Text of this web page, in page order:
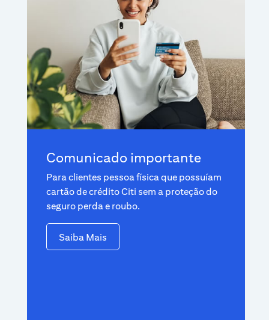
Comunicado importante
Para clientes pessoa física que possuíam
cartão de crédito Citi sem a proteção do
seguro perda e roubo.
Saiba Mais